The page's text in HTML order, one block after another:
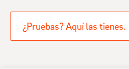
¿Pruebas? Aquí las tienes.